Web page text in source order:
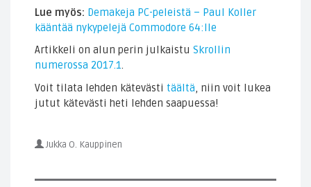
Lue myös: Demakeja PC-peleistä – Paul Koller
kääntää nykypelejä Commodore 64:lle
Artikkeli on alun perin julkaistu Skrollin
numerossa 2017.1.
Voit tilata lehden kätevästi täältä, niin voit lukea
jutut kätevästi heti lehden saapuessa!
Jukka O. Kauppinen